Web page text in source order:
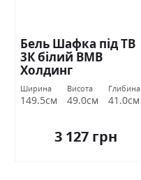
Бель Шафка під ТВ
3К білий ВМВ
Холдинг
Ширина
149.5см
Висота
49.0см
Глибина
41.0см
3 127 грн